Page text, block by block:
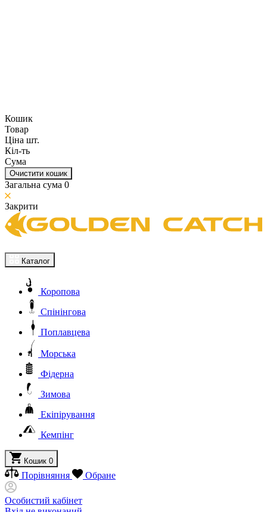
Кошик
Товар
Ціна шт.
Кіл-ть
Сума
Очистити кошик
Загальна сума 0
Закрити
Каталог
Коропова
Спінінгова
Поплавцева
Морська
Фідерна
Зимова
Екіпірування
Кемпінг
Кошик 0
Порівняння Обране
Особистий кабінет